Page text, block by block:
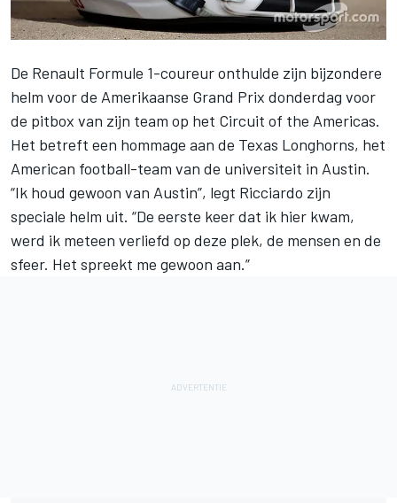
De Renault Formule 1-coureur onthulde zijn bijzondere
helm voor de Amerikaanse Grand Prix donderdag voor
de pitbox van zijn team op het Circuit of the Americas.
Het betreft een hommage aan de Texas Longhorns, het
American football-team van de universiteit in Austin.
“Ik houd gewoon van Austin”, legt Ricciardo zijn
speciale helm uit. “De eerste keer dat ik hier kwam,
werd ik meteen verliefd op deze plek, de mensen en de
sfeer. Het spreekt me gewoon aan.”